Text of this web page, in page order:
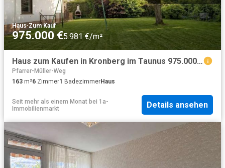
Haus·Zum Kauf
975.000 €5.981 €/m²
Haus zum Kaufen in Kronberg im Taunus 975.000,00 EUR 163 m²
Pfarrer-Müller-Weg
163 m²6 Zimmer1 BadezimmerHaus
Seit mehr als einem Monat bei 1a-
Immobilienmarkt
Details ansehen